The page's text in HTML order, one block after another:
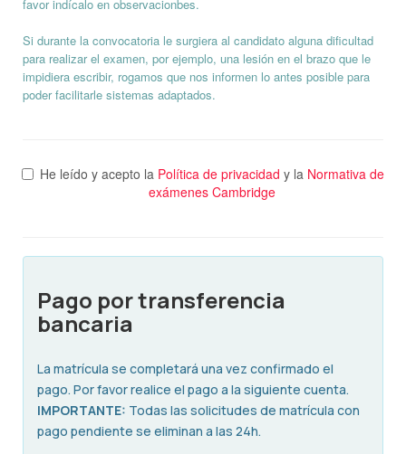
favor indícalo en observacionbes.
Si durante la convocatoria le surgiera al candidato alguna dificultad
para realizar el examen, por ejemplo, una lesión en el brazo que le
impidiera escribir, rogamos que nos informen lo antes posible para
poder facilitarle sistemas adaptados.
He leído y acepto la Política de privacidad y la Normativa de
exámenes Cambridge
Pago por transferencia
bancaria
La matrícula se completará una vez confirmado el
pago. Por favor realice el pago a la siguiente cuenta.
IMPORTANTE: Todas las solicitudes de matrícula con
pago pendiente se eliminan a las 24h.